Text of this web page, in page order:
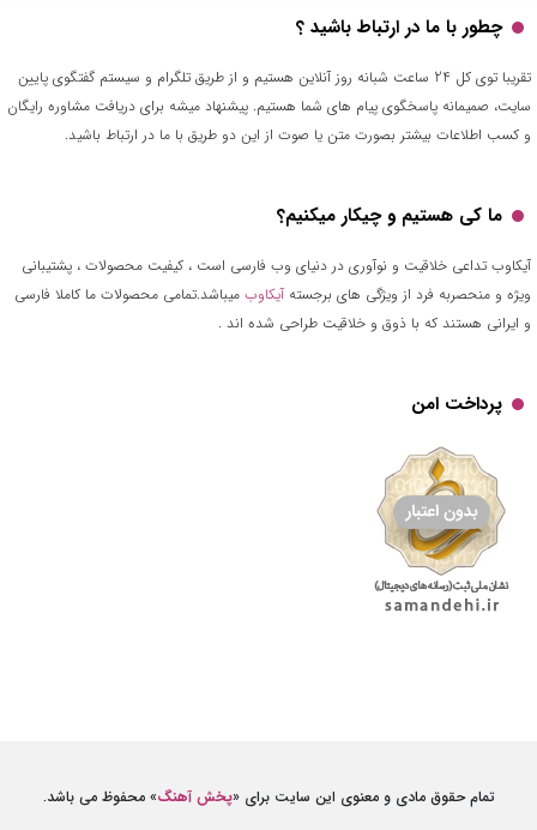
چطور با ما در ارتباط باشید ؟
تقریبا توی کل 24 ساعت شبانه روز آنلاین هستیم و از طریق تلگرام و سیستم گفتگوی پایین
سایت، صمیمانه پاسخگوی پیام های شما هستیم. پیشنهاد میشه برای دریافت مشاوره رایگان
و کسب اطلاعات بیشتر بصورت متن یا صوت از این دو طریق با ما در ارتباط باشید.
ما کی هستیم و چیکار میکنیم؟
آیکاوب تداعی خلاقیت و نوآوری در دنیای وب فارسی است ، کیفیت محصولات ، پشتیبانی
ویژه و منحصربه فرد از ویژگی های برجسته آیکاوب میباشد.تمامی محصولات ما کاملا فارسی
و ایرانی هستند که با ذوق و خلاقیت طراحی شده اند .
پرداخت امن
تمام حقوق مادی و معنوی این سایت برای «پخش آهنگ» محفوظ می باشد.